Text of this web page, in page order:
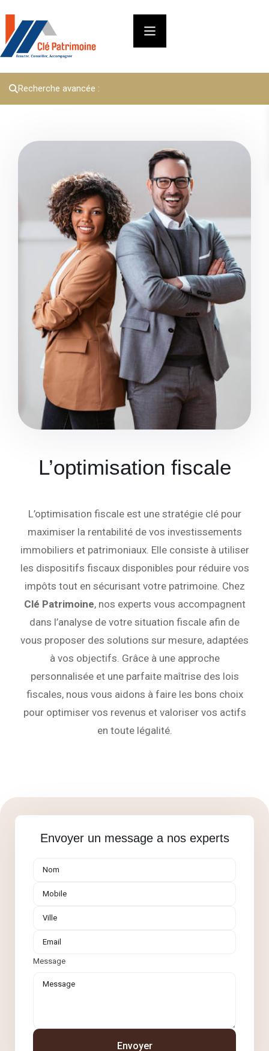
Recherche avancée :
L’optimisation fiscale
L’optimisation fiscale est une stratégie clé pour
maximiser la rentabilité de vos investissements
immobiliers et patrimoniaux. Elle consiste à utiliser
les dispositifs fiscaux disponibles pour réduire vos
impôts tout en sécurisant votre patrimoine. Chez
Clé Patrimoine, nos experts vous accompagnent
dans l’analyse de votre situation fiscale afin de
vous proposer des solutions sur mesure, adaptées
à vos objectifs. Grâce à une approche
personnalisée et une parfaite maîtrise des lois
fiscales, nous vous aidons à faire les bons choix
pour optimiser vos revenus et valoriser vos actifs
en toute légalité.
Envoyer un message a nos experts
Message
Envoyer